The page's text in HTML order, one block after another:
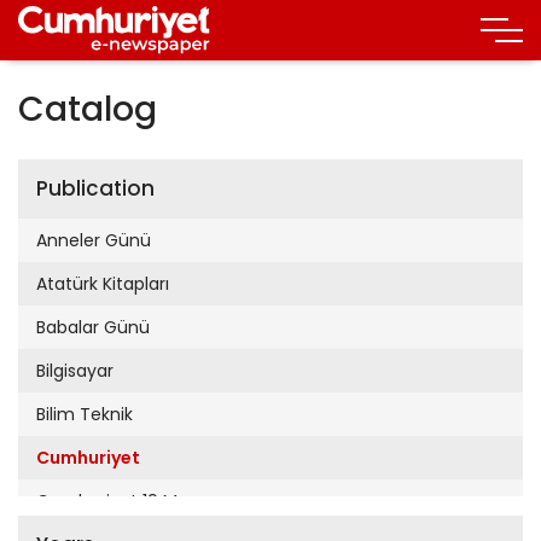
Catalog
Publication
Anneler Günü
Atatürk Kitapları
Babalar Günü
Bilgisayar
Bilim Teknik
Cumhuriyet
Cumhuriyet 19 Mayıs